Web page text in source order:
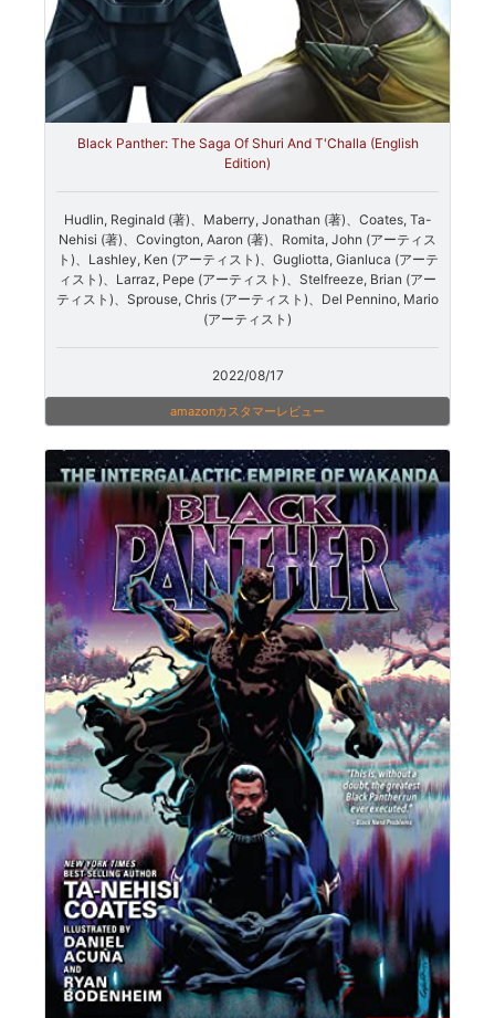
Black Panther: The Saga Of Shuri And T'Challa (English
Edition)
Hudlin, Reginald (著)、Maberry, Jonathan (著)、Coates, Ta-
Nehisi (著)、Covington, Aaron (著)、Romita, John (アーティス
ト)、Lashley, Ken (アーティスト)、Gugliotta, Gianluca (アーテ
ィスト)、Larraz, Pepe (アーティスト)、Stelfreeze, Brian (アー
ティスト)、Sprouse, Chris (アーティスト)、Del Pennino, Mario
(アーティスト)
2022/08/17
amazonカスタマーレビュー